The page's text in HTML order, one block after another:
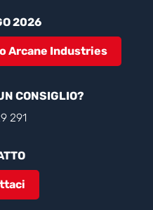
2026
Arcane Industries
CONSIGLIO?
291